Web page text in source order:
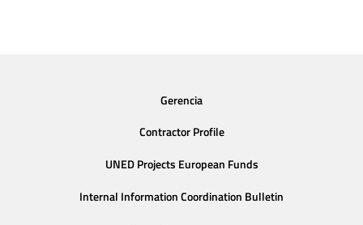
Gerencia
Contractor Profile
UNED Projects European Funds
Internal Information Coordination Bulletin